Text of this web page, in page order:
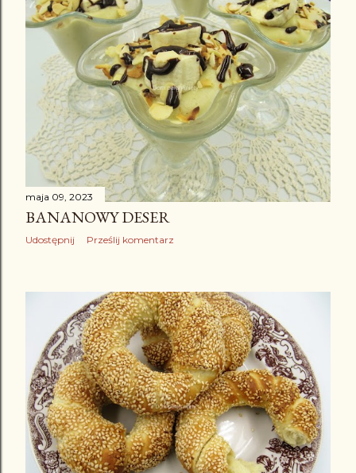
maja 09, 2023
BANANOWY DESER
Udostępnij Prześlij komentarz